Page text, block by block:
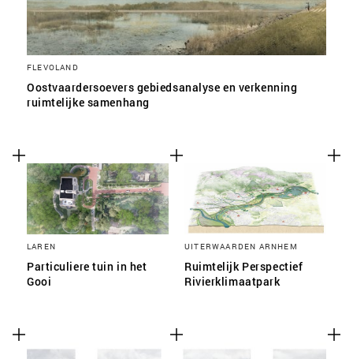
FLEVOLAND
Oostvaardersoevers gebiedsanalyse en verkenning
ruimtelijke samenhang
LAREN
Particuliere tuin in het
Gooi
UITERWAARDEN ARNHEM
Ruimtelijk Perspectief
Rivierklimaatpark